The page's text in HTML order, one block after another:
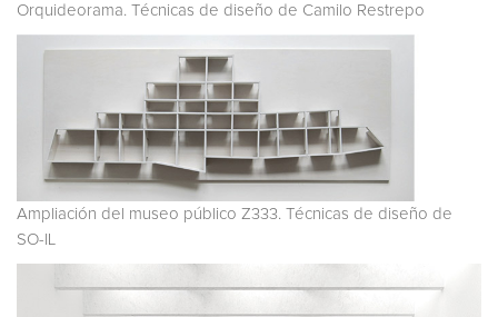
Orquideorama. Técnicas de diseño de Camilo Restrepo
Ampliación del museo público Z333. Técnicas de diseño de
SO-IL